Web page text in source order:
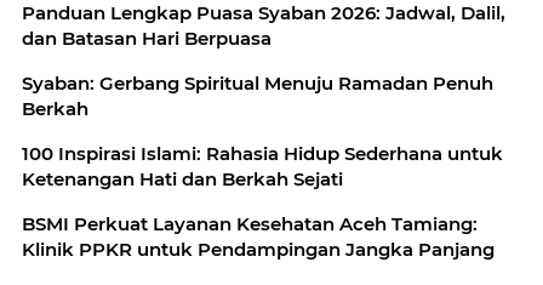
Panduan Lengkap Puasa Syaban 2026: Jadwal, Dalil,
dan Batasan Hari Berpuasa
Syaban: Gerbang Spiritual Menuju Ramadan Penuh
Berkah
100 Inspirasi Islami: Rahasia Hidup Sederhana untuk
Ketenangan Hati dan Berkah Sejati
BSMI Perkuat Layanan Kesehatan Aceh Tamiang:
Klinik PPKR untuk Pendampingan Jangka Panjang